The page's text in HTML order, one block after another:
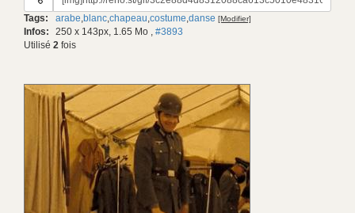
gif:
Tags: arabe,blanc,chapeau,costume,danse [Modifier]
Infos: 250 x 143px, 1.65 Mo , #3893
Utilisé 2 fois